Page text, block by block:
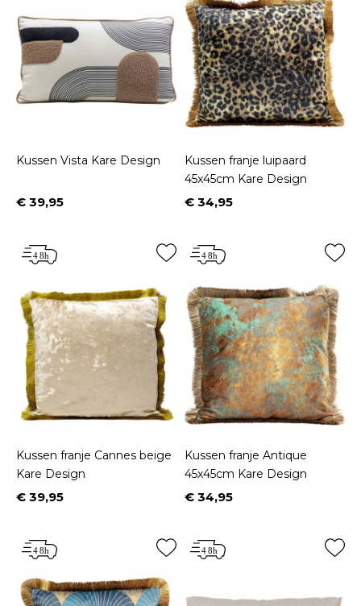
Kussen Vista Kare Design
Prijs
€ 39,95
Kussen franje luipaard
45x45cm Kare Design
Prijs
€ 34,95
Kussen franje Cannes beige
Kare Design
Prijs
€ 39,95
Kussen franje Antique
45x45cm Kare Design
Prijs
€ 34,95